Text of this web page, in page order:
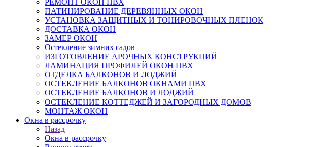
РЕМОНТ ОКОН ПВХ
ПАТИНИРОВАНИЕ ДЕРЕВЯННЫХ ОКОН
УСТАНОВКА ЗАЩИТНЫХ И ТОНИРОВОЧНЫХ ПЛЕНОК
ДОСТАВКА ОКОН
ЗАМЕР ОКОН
Остекление зимних садов
ИЗГОТОВЛЕНИЕ АРОЧНЫХ КОНСТРУКЦИЙ
ЛАМИНАЦИЯ ПРОФИЛЕЙ ОКОН ПВХ
ОТДЕЛКА БАЛКОНОВ И ЛОДЖИЙ
ОСТЕКЛЕНИЕ БАЛКОНОВ ОКНАМИ ПВХ
ОСТЕКЛЕНИЕ БАЛКОНОВ И ЛОДЖИЙ
ОСТЕКЛЕНИЕ КОТТЕДЖЕЙ И ЗАГОРОДНЫХ ДОМОВ
МОНТАЖ ОКОН
Окна в рассрочку
Назад
Окна в рассрочку